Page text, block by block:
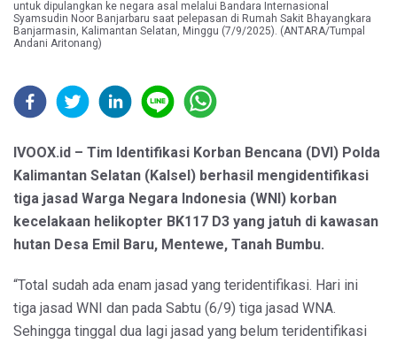
untuk dipulangkan ke negara asal melalui Bandara Internasional
Syamsudin Noor Banjarbaru saat pelepasan di Rumah Sakit Bhayangkara
Banjarmasin, Kalimantan Selatan, Minggu (7/9/2025). (ANTARA/Tumpal
Andani Aritonang)
IVOOX.id – Tim Identifikasi Korban Bencana (DVI) Polda
Kalimantan Selatan (Kalsel) berhasil mengidentifikasi
tiga jasad Warga Negara Indonesia (WNI) korban
kecelakaan helikopter BK117 D3 yang jatuh di kawasan
hutan Desa Emil Baru, Mentewe, Tanah Bumbu.
“Total sudah ada enam jasad yang teridentifikasi. Hari ini
tiga jasad WNI dan pada Sabtu (6/9) tiga jasad WNA.
Sehingga tinggal dua lagi jasad yang belum teridentifikasi